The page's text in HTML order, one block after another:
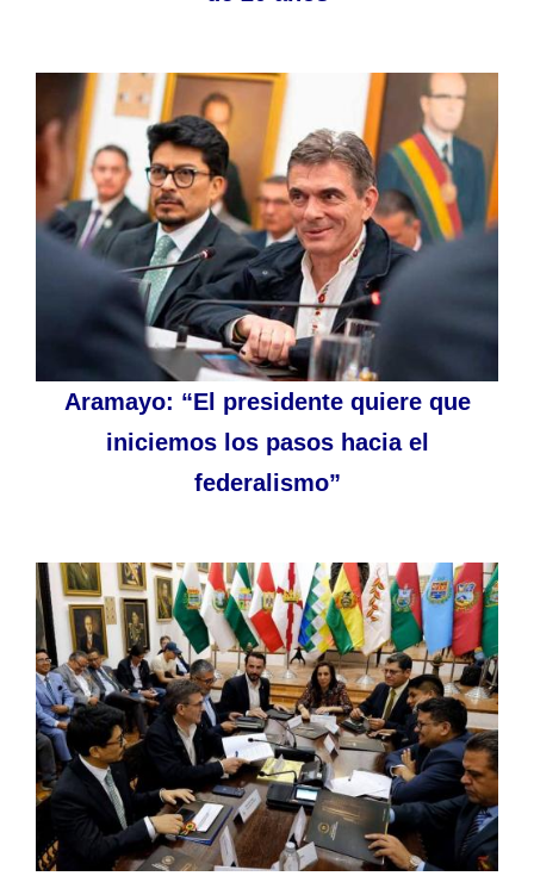
Aramayo: “El presidente quiere que
iniciemos los pasos hacia el
federalismo”